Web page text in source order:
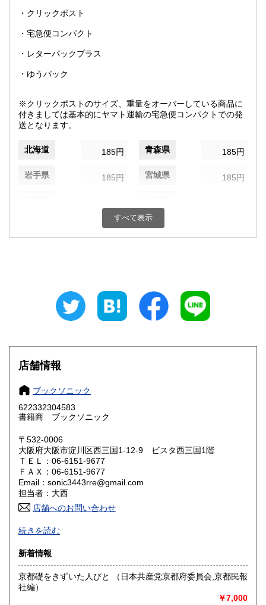
・クリックポスト
・宅急便コンパクト
・レターパックプラス
・ゆうパック
※クリックポストのサイズ、重量をオーバーしている商品に
付きましては基本的にヤマト運輸の宅急便コンパクトでの発
送となります。
北海道 185円 青森県 185円
岩手県 185円 宮城県 185円
185円 茨城県
185円 神奈川県
岐阜県
滋賀県 185円 京都府
大阪府 185円
奈良県 185円
鳥取県
岡山県
山口県
すべて表示
店舗情報
ブックソニック
622332304583
書籍商 ブックソニック
〒532-0006
大阪府大阪市淀川区西三国1-12-9 ビスタ西三国1階
ＴＥＬ：06-6151-9677
ＦＡＸ：06-6151-9677
Email：sonic3443rre@gmail.com
担当者：大西
店舗へのお問い合わせ
最寄駅：東三国駅
営業時間：-
定休日：-
続きを読む
新着情報
京都礎をきずいた人びと （日本共産党京都府委員会,京都民報
社編）
￥7,000